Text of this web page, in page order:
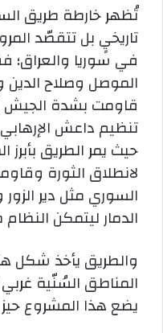
تُظهر خارطة طريق
تاريخيٍ بل تتقصّد
في سوريا والعراق؛
الموصل وصلاح الدين
قاومت بشدة الجيش
تنظيم داعش
حيث يمر الطريق بأبرز
لانطلاق الثورة
السوري مثل دير
الدمار ليتمكن
والطريق يأخذ شكل
المناطق السُنّية
يضع هذا المشروع